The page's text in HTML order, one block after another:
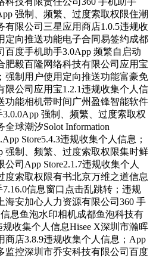
强制、频繁、过度索取权限住潮
限公司三星应用商店1.0.5违规收
定向推送功能电子合同易签约成都
度手机助手3.0App 频繁自启动
肥毅百隆网络科技有限公司应用宝
强制用户使用定向推送功能富豪免
限公司应用宝1.2.1违规收集个人信
功能相机带时间广州盈锋智能软件
强制、频繁、过度索取权
球潮汐Solot Information
Store5.4.3违规收集个人信息；
强制、频繁、过度索取权限集时鲜
司App Store2.1.7违规收集个人
度索取权限有书北京万维之道信息
信息窗口点击乱跳转；违规
海安加心人力资源有限公司360 手
息鱼泡水印相机成都鱼泡科技有
规收集个人信息Hisee X深圳市瀚晖
商店3.8.9违规收集个人信息；App
监控深圳市乔安科技有限公司百度